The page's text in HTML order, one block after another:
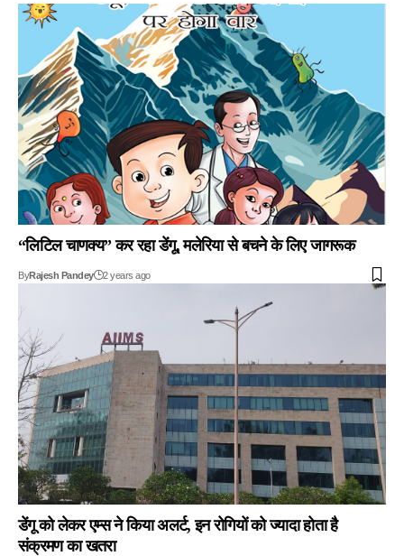
“लिटिल चाणक्य” कर रहा डेंगू, मलेरिया से बचने के लिए जागरूक
ByRajesh Pandey 2 years ago
डेंगू को लेकर एम्स ने किया अलर्ट, इन रोगियों को ज्यादा होता है
संक्रमण का खतरा